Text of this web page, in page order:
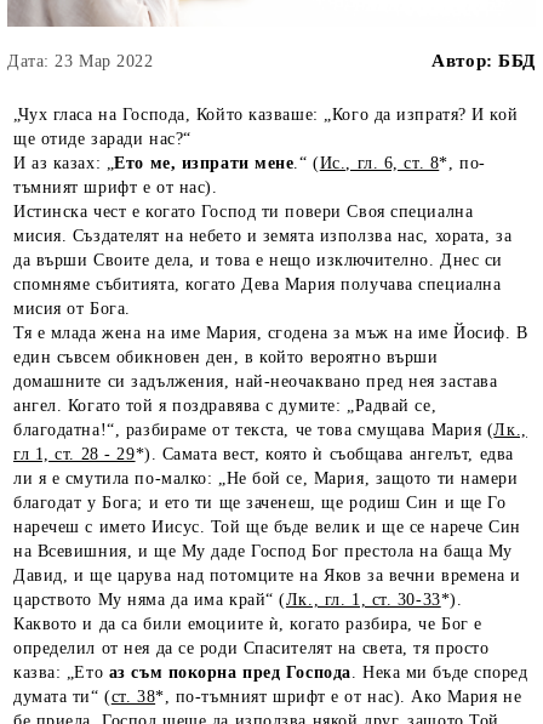
Дата: 23 Мар 2022 Автор: ББД
„Чух гласа на Господа, Който казваше: „Кого да изпратя? И кой
ще отиде заради нас?“
И аз казах: „Ето ме, изпрати мене.“ (Ис., гл. 6, ст. 8*, по-
тъмният шрифт е от нас).
Истинска чест е когато Господ ти повери Своя специална
мисия. Създателят на небето и земята използва нас, хората, за
да върши Своите дела, и това е нещо изключително. Днес си
спомняме събитията, когато Дева Мария получава специална
мисия от Бога.
Тя е млада жена на име Мария, сгодена за мъж на име Йосиф. В
един съвсем обикновен ден, в който вероятно върши
домашните си задължения, най-неочаквано пред нея застава
ангел. Когато той я поздравява с думите: „Радвай се,
благодатна!“, разбираме от текста, че това смущава Мария (Лк.,
гл 1, ст. 28 - 29*). Самата вест, която ѝ съобщава ангелът, едва
ли я е смутила по-малко: „Не бой се, Мария, защото ти намери
благодат у Бога; и ето ти ще заченеш, ще родиш Син и ще Го
наречеш с името Иисус. Той ще бъде велик и ще се нарече Син
на Всевишния, и ще Му даде Господ Бог престола на баща Му
Давид, и ще царува над потомците на Яков за вечни времена и
царството Му няма да има край“ (Лк., гл. 1, ст. 30-33*).
Каквото и да са били емоциите ѝ, когато разбира, че Бог е
определил от нея да се роди Спасителят на света, тя просто
казва: „Ето аз съм покорна пред Господа. Нека ми бъде според
думата ти“ (ст. 38*, по-тъмният шрифт е от нас). Ако Мария не